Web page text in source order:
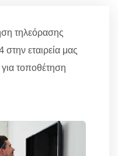
τηλεόρασης
εταιρεία μας
τοποθέτηση